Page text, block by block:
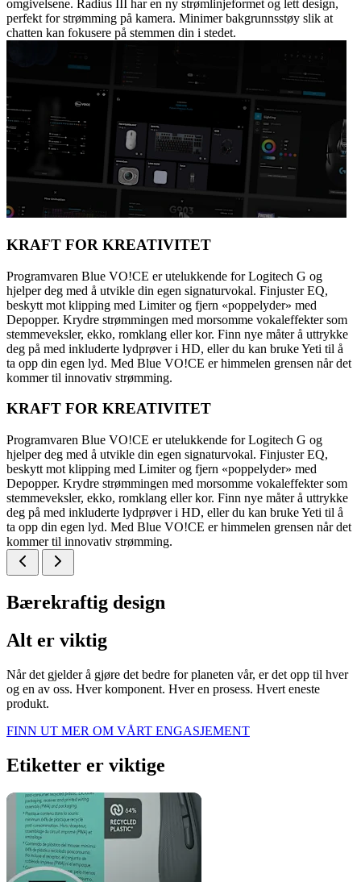
omgivelsene. Radius III har en ny strømlinjeformet og lett design,
perfekt for strømming på kamera. Minimer bakgrunnsstøy slik at
chatten kan fokusere på stemmen din i stedet.
KRAFT FOR KREATIVITET
Programvaren Blue VO!CE er utelukkende for Logitech G og
hjelper deg med å utvikle din egen signaturvokal. Finjuster EQ,
beskytt mot klipping med Limiter og fjern «poppelyder» med
Depopper. Krydre strømmingen med morsomme vokaleffekter som
stemmeveksler, ekko, romklang eller kor. Finn nye måter å uttrykke
deg på med inkluderte lydprøver i HD, eller du kan bruke Yeti til å
ta opp din egen lyd. Med Blue VO!CE er himmelen grensen når det
kommer til innovativ strømming.
KRAFT FOR KREATIVITET
Programvaren Blue VO!CE er utelukkende for Logitech G og
hjelper deg med å utvikle din egen signaturvokal. Finjuster EQ,
beskytt mot klipping med Limiter og fjern «poppelyder» med
Depopper. Krydre strømmingen med morsomme vokaleffekter som
stemmeveksler, ekko, romklang eller kor. Finn nye måter å uttrykke
deg på med inkluderte lydprøver i HD, eller du kan bruke Yeti til å
ta opp din egen lyd. Med Blue VO!CE er himmelen grensen når det
kommer til innovativ strømming.
Bærekraftig design
Alt er viktig
Når det gjelder å gjøre det bedre for planeten vår, er det opp til hver
og en av oss. Hver komponent. Hver en prosess. Hvert eneste
produkt.
FINN UT MER OM VÅRT ENGASJEMENT
Etiketter er viktige